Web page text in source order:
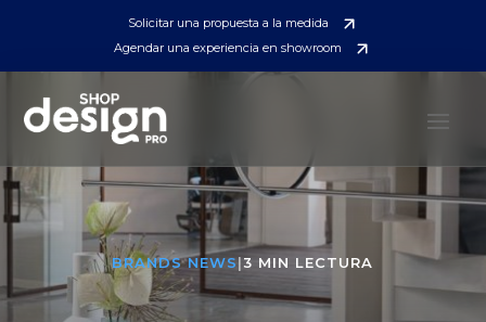
Solicitar una propuesta a la medida
Agendar una experiencia en showroom
BRANDS NEWS|3 MIN LECTURA